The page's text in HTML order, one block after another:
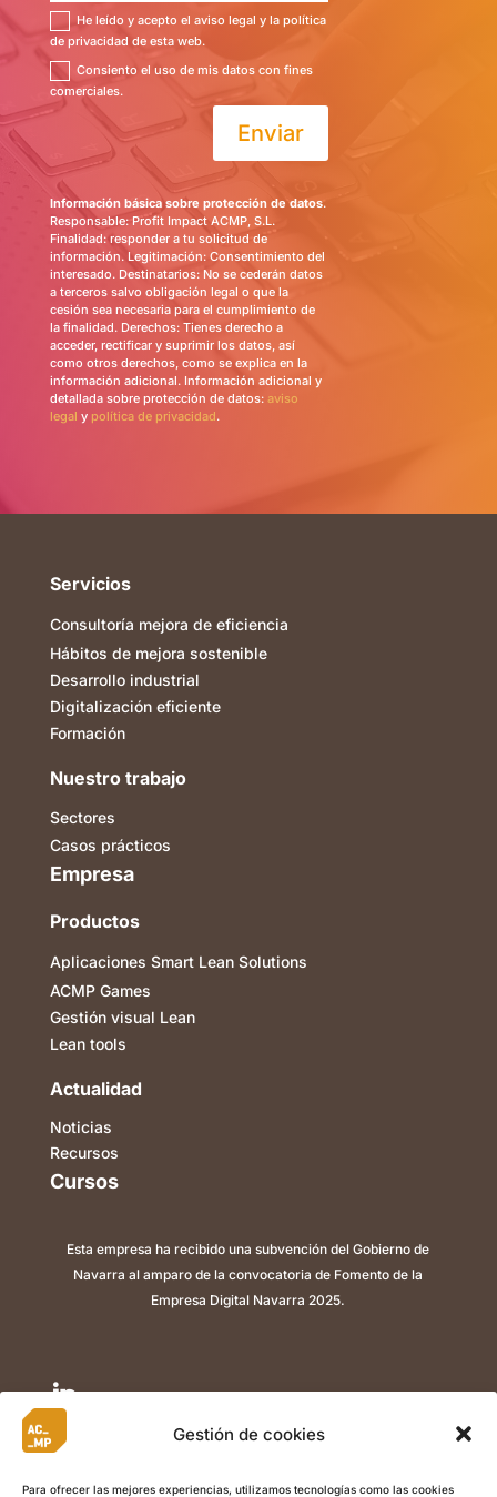
Gestión de cookies
Para ofrecer las mejores experiencias, utilizamos tecnologías como las cookies
He leído y acepto el aviso legal y la política
de privacidad de esta web.
Consiento el uso de mis datos con fines
comerciales.
Enviar
Información básica sobre protección de datos.
Responsable: Profit Impact ACMP, S.L.
Finalidad: responder a tu solicitud de
información. Legitimación: Consentimiento del
interesado. Destinatarios: No se cederán datos
a terceros salvo obligación legal o que la
cesión sea necesaria para el cumplimiento de
la finalidad. Derechos: Tienes derecho a
acceder, rectificar y suprimir los datos, así
como otros derechos, como se explica en la
información adicional. Información adicional y
detallada sobre protección de datos: aviso
legal y política de privacidad.
Servicios
Consultoría mejora de eficiencia
Hábitos de mejora sostenible
Desarrollo industrial
Digitalización eficiente
Formación
Nuestro trabajo
Sectores
Casos prácticos
Empresa
Productos
Aplicaciones Smart Lean Solutions
ACMP Games
Gestión visual Lean
Lean tools
Actualidad
Noticias
Recursos
Cursos
Esta empresa ha recibido una subvención del Gobierno de
Navarra al amparo de la convocatoria de Fomento de la
Empresa Digital Navarra 2025.

